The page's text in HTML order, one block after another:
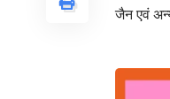
जैन एवं